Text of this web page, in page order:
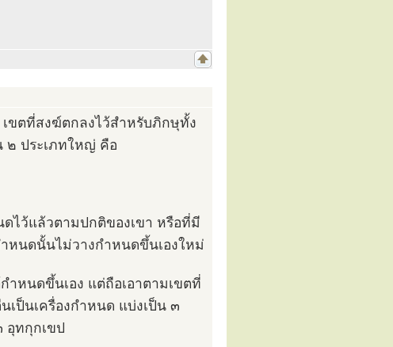
ขตที่สงฆ์ตกลงไว้สำหรับภิกษุทั้ง
๒ ประเภทใหญ่ คือ
ไว้แล้วตามปกติของเขา หรือที่มี
หนดนั้นไม่วางกำหนดขึ้นเองใหม่
หนดขึ้นเอง แต่ถือเอาตามเขตที่
ป็นเครื่องกำหนด แบ่งเป็น ๓
อุทกุกเขป